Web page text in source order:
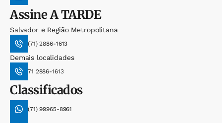
AssineA TARDE
Salvador e Região Metropolitana
(71) 2886-1613
Demais localidades
71 2886-1613
Classificados
(71) 99965-8961